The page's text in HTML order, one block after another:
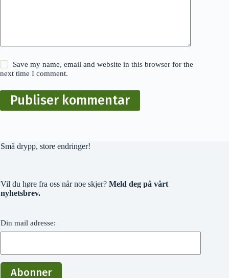
Save my name, email and website in this browser for the
next time I comment.
Publiser kommentar
Små drypp, store endringer!
Vil du høre fra oss når noe skjer? Meld deg på vårt
nyhetsbrev.
Din mail adresse: